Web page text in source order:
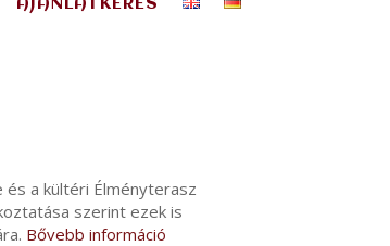
AJÁNLATKÉRÉS
a kültéri Élményterasz
szerint ezek is
Bővebb információ